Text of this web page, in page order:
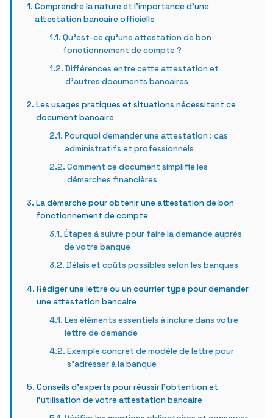
Comprendre la nature et l’importance d’une
attestation bancaire officielle
Qu’est-ce qu’une attestation de bon
fonctionnement de compte ?
Différences entre cette attestation et
d’autres documents bancaires
Les usages pratiques et situations nécessitant ce
document bancaire
Pourquoi demander une attestation : cas
administratifs et professionnels
Comment ce document simplifie les
démarches financières
La démarche pour obtenir une attestation de bon
fonctionnement de compte
Étapes à suivre pour faire la demande auprès
de votre banque
Délais et coûts possibles selon les banques
Rédiger une lettre ou un courrier type pour demander
une attestation bancaire
Les éléments essentiels à inclure dans votre
lettre de demande
Exemple concret de modèle de lettre pour
s’adresser à la banque
Conseils d’experts pour réussir l’obtention et
l’utilisation de votre attestation bancaire